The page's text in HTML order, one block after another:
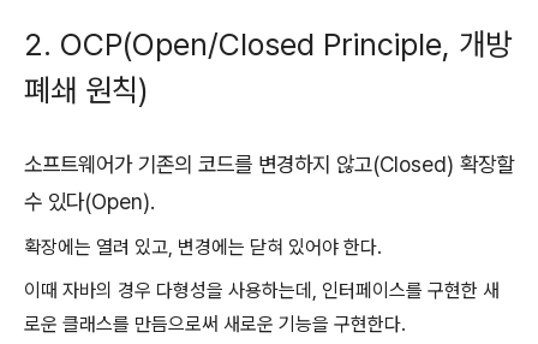
2. OCP(Open/Closed Principle, 개방
폐쇄 원칙)
소프트웨어가 기존의 코드를 변경하지 않고(Closed) 확장할
수 있다(Open).
확장에는 열려 있고, 변경에는 닫혀 있어야 한다.
이때 자바의 경우 다형성을 사용하는데, 인터페이스를 구현한 새
로운 클래스를 만듬으로써 새로운 기능을 구현한다.